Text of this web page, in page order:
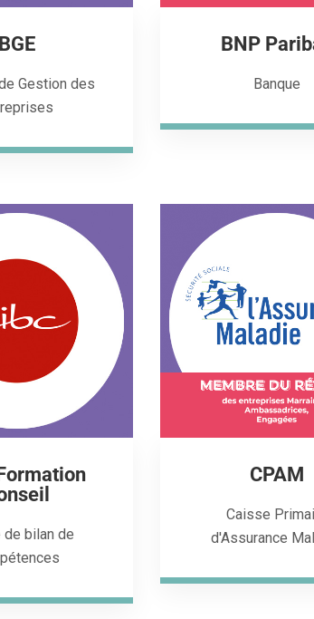
BGE
Gestion des
BNP
Banque
de bilan de
CPAM
Caisse
d'Assurance